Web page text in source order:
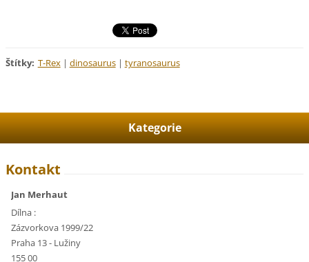
Štítky: T-Rex | dinosaurus | tyranosaurus
Kategorie
Kontakt
Jan Merhaut
Dílna :
Zázvorkova 1999/22
Praha 13 - Lužiny
155 00